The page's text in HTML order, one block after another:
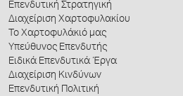
Επενδυτική Στρατηγική
Διαχείριση Χαρτοφυλακίου
Το Χαρτοφυλάκιό μας
Υπεύθυνος Επενδυτής
Ειδικά Επενδυτικά Έργα
Διαχείριση Κινδύνων
Επενδυτική Πολιτική